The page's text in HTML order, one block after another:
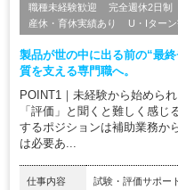
職種未経験歓迎 完全週休2日制
産休・育休実績あり
U・Iター
製品が世の中に出る前の“最
質を支える専門職へ。
POINT1｜未経験から始めら
「評価」と聞くと難しく感
するポジションは補助業務か
は必要あ...
仕事内容
試験・評価サポー